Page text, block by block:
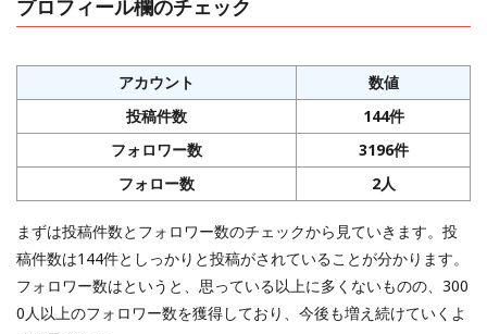
プロフィール欄のチェック
アカウント
数値
投稿件数
144件
フォロワー数
3196件
フォロー数
2人
まずは投稿件数とフォロワー数のチェックから見ていきます。投
稿件数は144件としっかりと投稿がされていることが分かります。
フォロワー数はというと、思っている以上に多くないものの、300
0人以上のフォロワー数を獲得しており、今後も増え続けていくよ